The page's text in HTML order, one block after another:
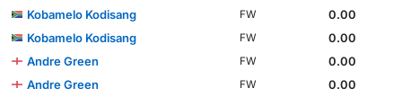
Kobamelo Kodisang
FW
0.00
Kobamelo Kodisang
FW
0.00
Andre Green
FW
0.00
Andre Green
FW 0.00